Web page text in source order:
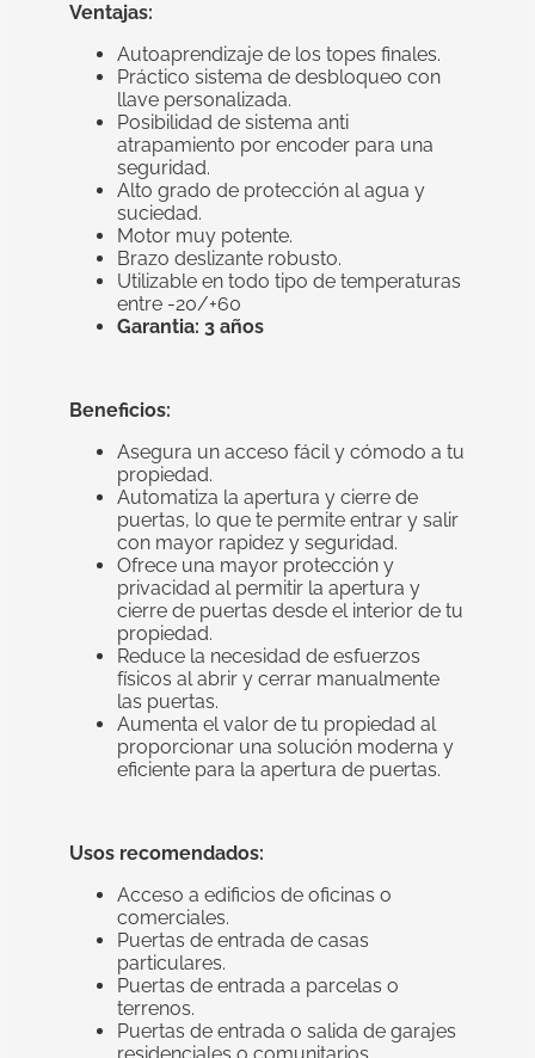
Ventajas:
Autoaprendizaje de los topes finales.
Práctico sistema de desbloqueo con
llave personalizada.
Posibilidad de sistema anti
atrapamiento por encoder para una
seguridad.
Alto grado de protección al agua y
suciedad.
Motor muy potente.
Brazo deslizante robusto.
Utilizable en todo tipo de temperaturas
entre -20/+60
Garantia: 3 años
Beneficios:
Asegura un acceso fácil y cómodo a tu
propiedad.
Automatiza la apertura y cierre de
puertas, lo que te permite entrar y salir
con mayor rapidez y seguridad.
Ofrece una mayor protección y
privacidad al permitir la apertura y
cierre de puertas desde el interior de tu
propiedad.
Reduce la necesidad de esfuerzos
físicos al abrir y cerrar manualmente
las puertas.
Aumenta el valor de tu propiedad al
proporcionar una solución moderna y
eficiente para la apertura de puertas.
Usos recomendados:
Acceso a edificios de oficinas o
comerciales.
Puertas de entrada de casas
particulares.
Puertas de entrada a parcelas o
terrenos.
Puertas de entrada o salida de garajes